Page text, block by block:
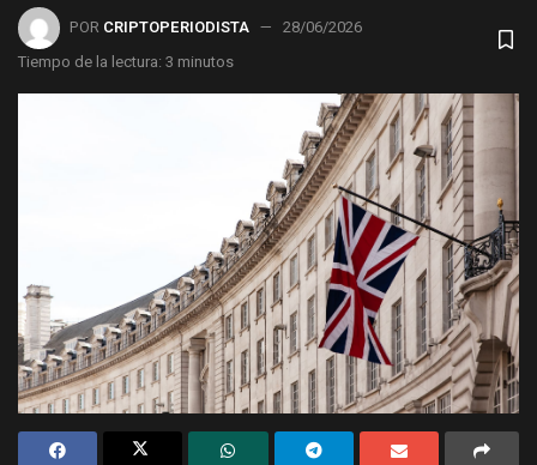
POR CRIPTOPERIODISTA
28/06/2026
Tiempo de la lectura: 3 minutos